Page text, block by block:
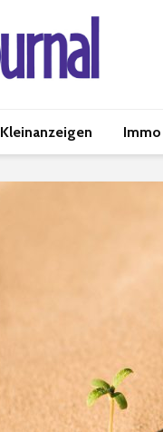
Kleinanzeigen Immo